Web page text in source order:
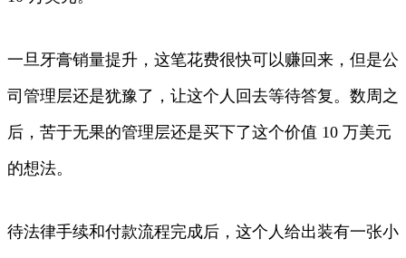
一旦牙膏销量提升，这笔花费很快可以赚回来，但是公
司管理层还是犹豫了，让这个人回去等待答复。数周之
后，苦于无果的管理层还是买下了这个价值 10 万美元
的想法。
待法律手续和付款流程完成后，这个人给出装有一张小